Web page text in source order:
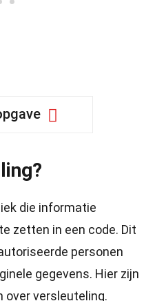
die informatie
zetten in een code. Dit
personen
gegevens. Hier zijn
versleuteling.